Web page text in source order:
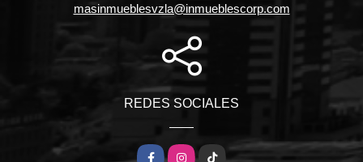
masinmueblesvzla@inmueblescorp.com
REDES SOCIALES
FacebookInstagramTikTok